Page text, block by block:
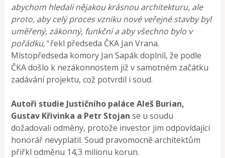
abychom hledali nějakou krásnou architekturu, ale
proto, aby celý proces vzniku nové veřejné stavby byl
uměřený, zákonný, funkční a aby všechno bylo v
pořádku,"řekl předseda ČKA Jan Vrana.
Místopředseda komory Jan Sapák doplnil, že podle
ČKA došlo k nezákonnostem již v samotném začátku
zadávání projektu, což potvrdil i soud.
Autoři studie Justičního paláce Aleš Burian,
Gustav Křivinka a Petr Stojan se u soudu
dožadovali odměny, protože investor jim odpovídající
honorář nevyplatil. Soud pravomocně architektům
přiřkl odměnu 14,3 milionu korun.